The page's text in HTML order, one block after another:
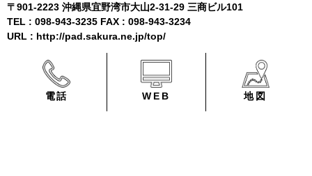
〒901-2223 沖縄県宜野湾市大山2-31-29 三商ビル101
TEL : 098-943-3235 FAX : 098-943-3234
URL : http://pad.sakura.ne.jp/top/
電話 WEB 地図